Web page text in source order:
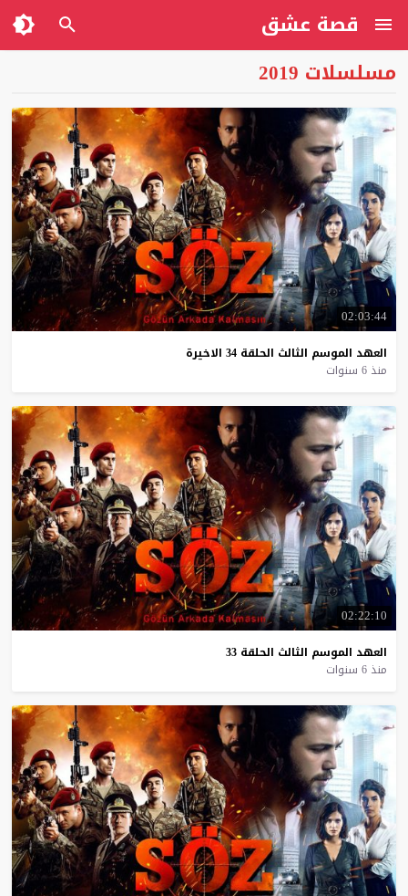
قصة عشق
مسلسلات 2019
02:03:44
العهد الموسم الثالث الحلقة 34 الاخيرة
منذ 6 سنوات
02:22:10
العهد الموسم الثالث الحلقة 33
منذ 6 سنوات